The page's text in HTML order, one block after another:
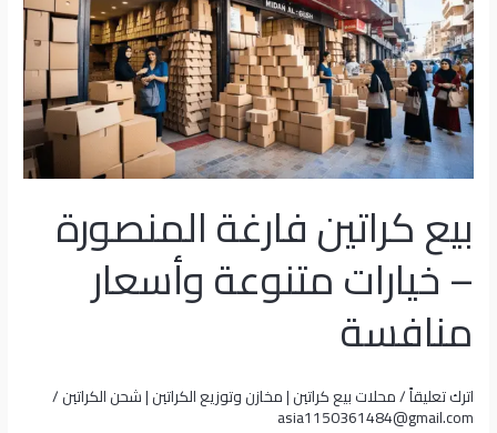
بيع كراتين فارغة المنصورة
– خيارات متنوعة وأسعار
منافسة
اترك تعليقاً/محلات بيع كراتين | مخازن وتوزيع الكراتين | شحن الكراتين/
asia1150361484@gmail.com
المنصورة
–
خيارات
متنوعة
وأسعار
منافسة